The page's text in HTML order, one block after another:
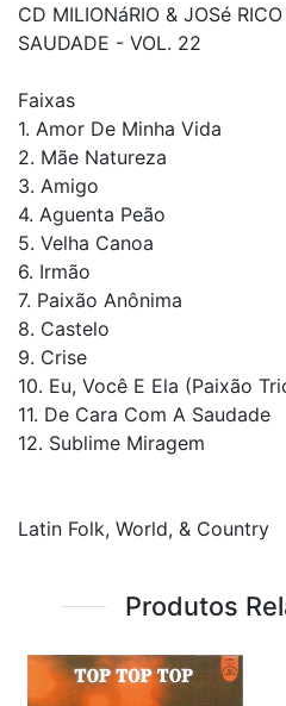
CD MILIONáRIO & JOSé
SAUDADE - VOL. 22
Faixas
1. Amor De Minha Vida
2. Mãe Natureza
3. Amigo
4. Aguenta Peão
5. Velha Canoa
6. Irmão
7. Paixão Anônima
8. Castelo
9. Crise
10. Eu, Você E Ela (Paixão
11. De Cara Com A Saudade
12. Sublime Miragem
Latin Folk, World, & Country
Produtos